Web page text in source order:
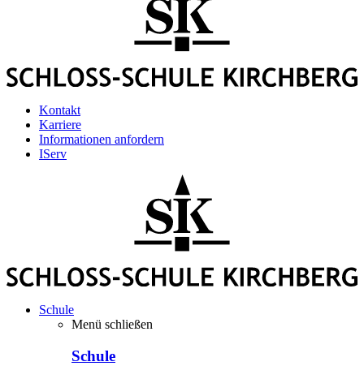
Kontakt
Karriere
Informationen anfordern
IServ
Schule
Menü schließen
Schule